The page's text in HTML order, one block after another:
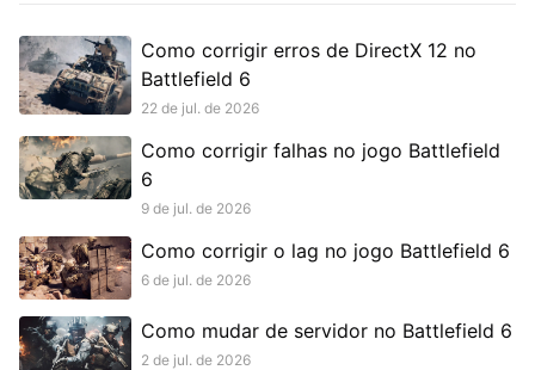
Como corrigir erros de DirectX 12 no
Battlefield 6
22 de jul. de 2026
Como corrigir falhas no jogo Battlefield
6
9 de jul. de 2026
Como corrigir o lag no jogo Battlefield 6
6 de jul. de 2026
Como mudar de servidor no Battlefield 6
2 de jul. de 2026